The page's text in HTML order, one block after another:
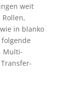
weit
in blanko
Multi-